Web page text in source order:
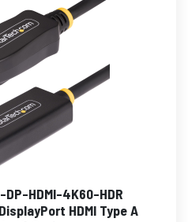
HDMI-4K60-HDR
HDMI Type A